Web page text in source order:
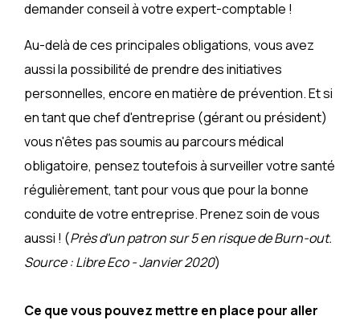
demander conseil à votre expert-comptable !
Au-delà de ces principales obligations, vous avez
aussi la possibilité de prendre des initiatives
personnelles, encore en matière de prévention. Et si
en tant que chef d'entreprise (gérant ou président)
vous n'êtes pas soumis au parcours médical
obligatoire, pensez toutefois à surveiller votre santé
régulièrement, tant pour vous que pour la bonne
conduite de votre entreprise. Prenez soin de vous
aussi ! (Près d'un patron sur 5 en risque de Burn-out.
Source : Libre Eco - Janvier 2020)
Ce que vous pouvez mettre en place pour aller